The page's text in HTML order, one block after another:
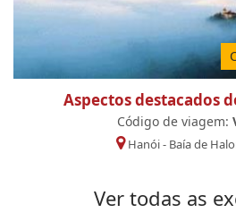
Aspectos destacados
Código de viagem:
Hanói- Baía de
Ver todas as